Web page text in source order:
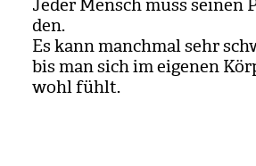
Jeder Mensch muss
den.
Es kann manch­mal sehr
bis man sich im eige­nen
wohl fühlt.